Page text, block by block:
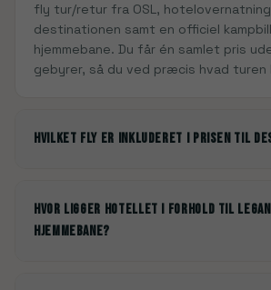
fly tur/retur fra OSL,
destinationen samt en officiel
hjemmebane. Du får én samlet pris
gebyrer, så du ved præcis hvad turen
Hvilket fly er inkluderet i prisen til
Hvor ligger hotellet i forhold til
hjemmebane?